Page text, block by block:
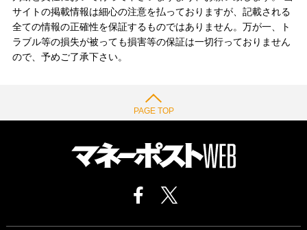
サイトの掲載情報は細心の注意を払っておりますが、記載される
全ての情報の正確性を保証するものではありません。万が一、ト
ラブル等の損失が被っても損害等の保証は一切行っておりません
ので、予めご了承下さい。
PAGE TOP